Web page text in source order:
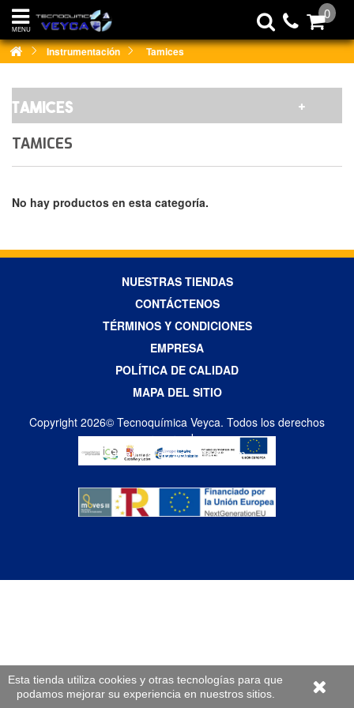
Instrumentación Tamices
TAMICES
TAMICES
No hay productos en esta categoría.
NUESTRAS TIENDAS
CONTÁCTENOS
TÉRMINOS Y CONDICIONES
EMPRESA
POLÍTICA DE CALIDAD
MAPA DEL SITIO
Copyright 2026© Tecnoquímica Veyca. Todos los derechos
reservados
Diseño Web por Difadi.com
MENU
0
Esta tienda utiliza cookies y otras tecnologías para que
podamos mejorar su experiencia en nuestros sitios.